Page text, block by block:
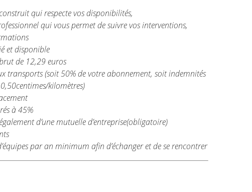
qui respecte vos disponibilités,
qui vous permet de suivre vos interventions,
et disponible
de 12,29 euros
transports (soit 50% de votre abonnement, soit indemnités
kilomètres)
à 45%
d’une mutuelle d’entreprise(obligatoire)
par an minimum afin d’échanger et de se rencontrer